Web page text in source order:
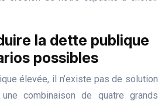
la dette publique
possibles
élevée, il n’existe pas de solution
combinaison de quatre grands